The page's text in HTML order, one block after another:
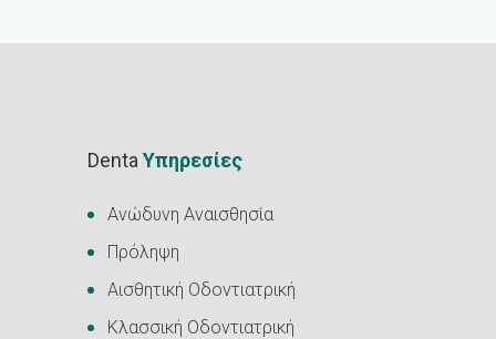
Denta Υπηρεσίες
Ανώδυνη Αναισθησία
Πρόληψη
Αισθητική Οδοντιατρική
Κλασσική Οδοντιατρική